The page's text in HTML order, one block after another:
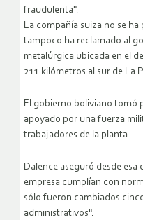
fraudulenta".
La compañía suiza no se
tampoco ha reclamado al
metalúrgica ubicada en el
211 kilómetros al sur de La
El gobierno boliviano tomó
apoyado por una fuerza
trabajadores de la planta.
Dalence aseguró desde esa
empresa cumplían con
sólo fueron cambiados
administrativos".